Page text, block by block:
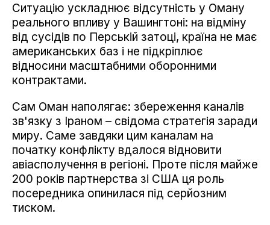
Ситуацію ускладнює відсутність у Оману
реального впливу у Вашингтоні: на відміну
від сусідів по Перській затоці, країна не має
американських баз і не підкріплює
відносини масштабними оборонними
контрактами.
Сам Оман наполягає: збереження каналів
зв'язку з Іраном – свідома стратегія заради
миру. Саме завдяки цим каналам на
початку конфлікту вдалося відновити
авіасполучення в регіоні. Проте після майже
200 років партнерства зі США ця роль
посередника опинилася під серйозним
тиском.